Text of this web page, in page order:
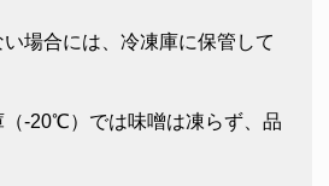
場合には、冷凍庫に保管して
-20℃）では味噌は凍らず、品